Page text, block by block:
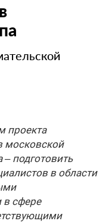
проекта
московской
подготовить
в области
сфере